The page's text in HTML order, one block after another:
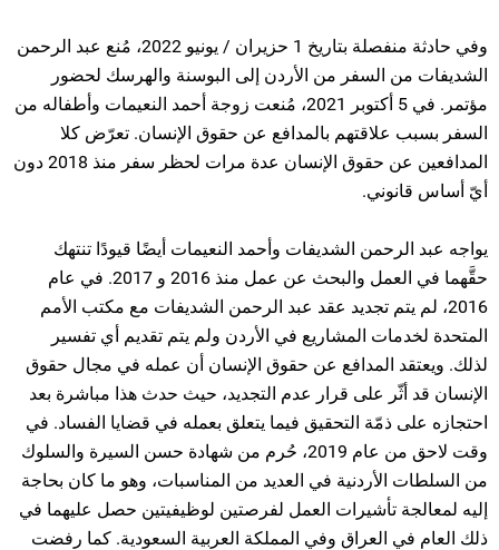
وفي حادثة منفصلة بتاريخ 1 حزيران / يونيو 2022، مُنع عبد الرحمن
الشديفات من السفر من الأردن إلى البوسنة والهرسك لحضور
مؤتمر. في 5 أكتوبر 2021، مُنعت زوجة أحمد النعيمات وأطفاله من
السفر بسبب علاقتهم بالمدافع عن حقوق الإنسان. تعرّض كلا
المدافعين عن حقوق الإنسان عدة مرات لحظر سفر منذ 2018 دون
أيّ أساس قانوني.
يواجه عبد الرحمن الشديفات وأحمد النعيمات أيضًا قيودًا تنتهك
حقَّهما في العمل والبحث عن عمل منذ 2016 و 2017. في عام
2016، لم يتم تجديد عقد عبد الرحمن الشديفات مع مكتب الأمم
المتحدة لخدمات المشاريع في الأردن ولم يتم تقديم أي تفسير
لذلك. ويعتقد المدافع عن حقوق الإنسان أن عمله في مجال حقوق
الإنسان قد أثّر على قرار عدم التجديد، حيث حدث هذا مباشرة بعد
احتجازه على ذمّة التحقيق فيما يتعلق بعمله في قضايا الفساد. في
وقت لاحق من عام 2019، حُرم من شهادة حسن السيرة والسلوك
من السلطات الأردنية في العديد من المناسبات، وهو ما كان بحاجة
إليه لمعالجة تأشيرات العمل لفرصتين لوظيفيتين حصل عليهما في
ذلك العام في العراق وفي المملكة العربية السعودية. كما رفضت